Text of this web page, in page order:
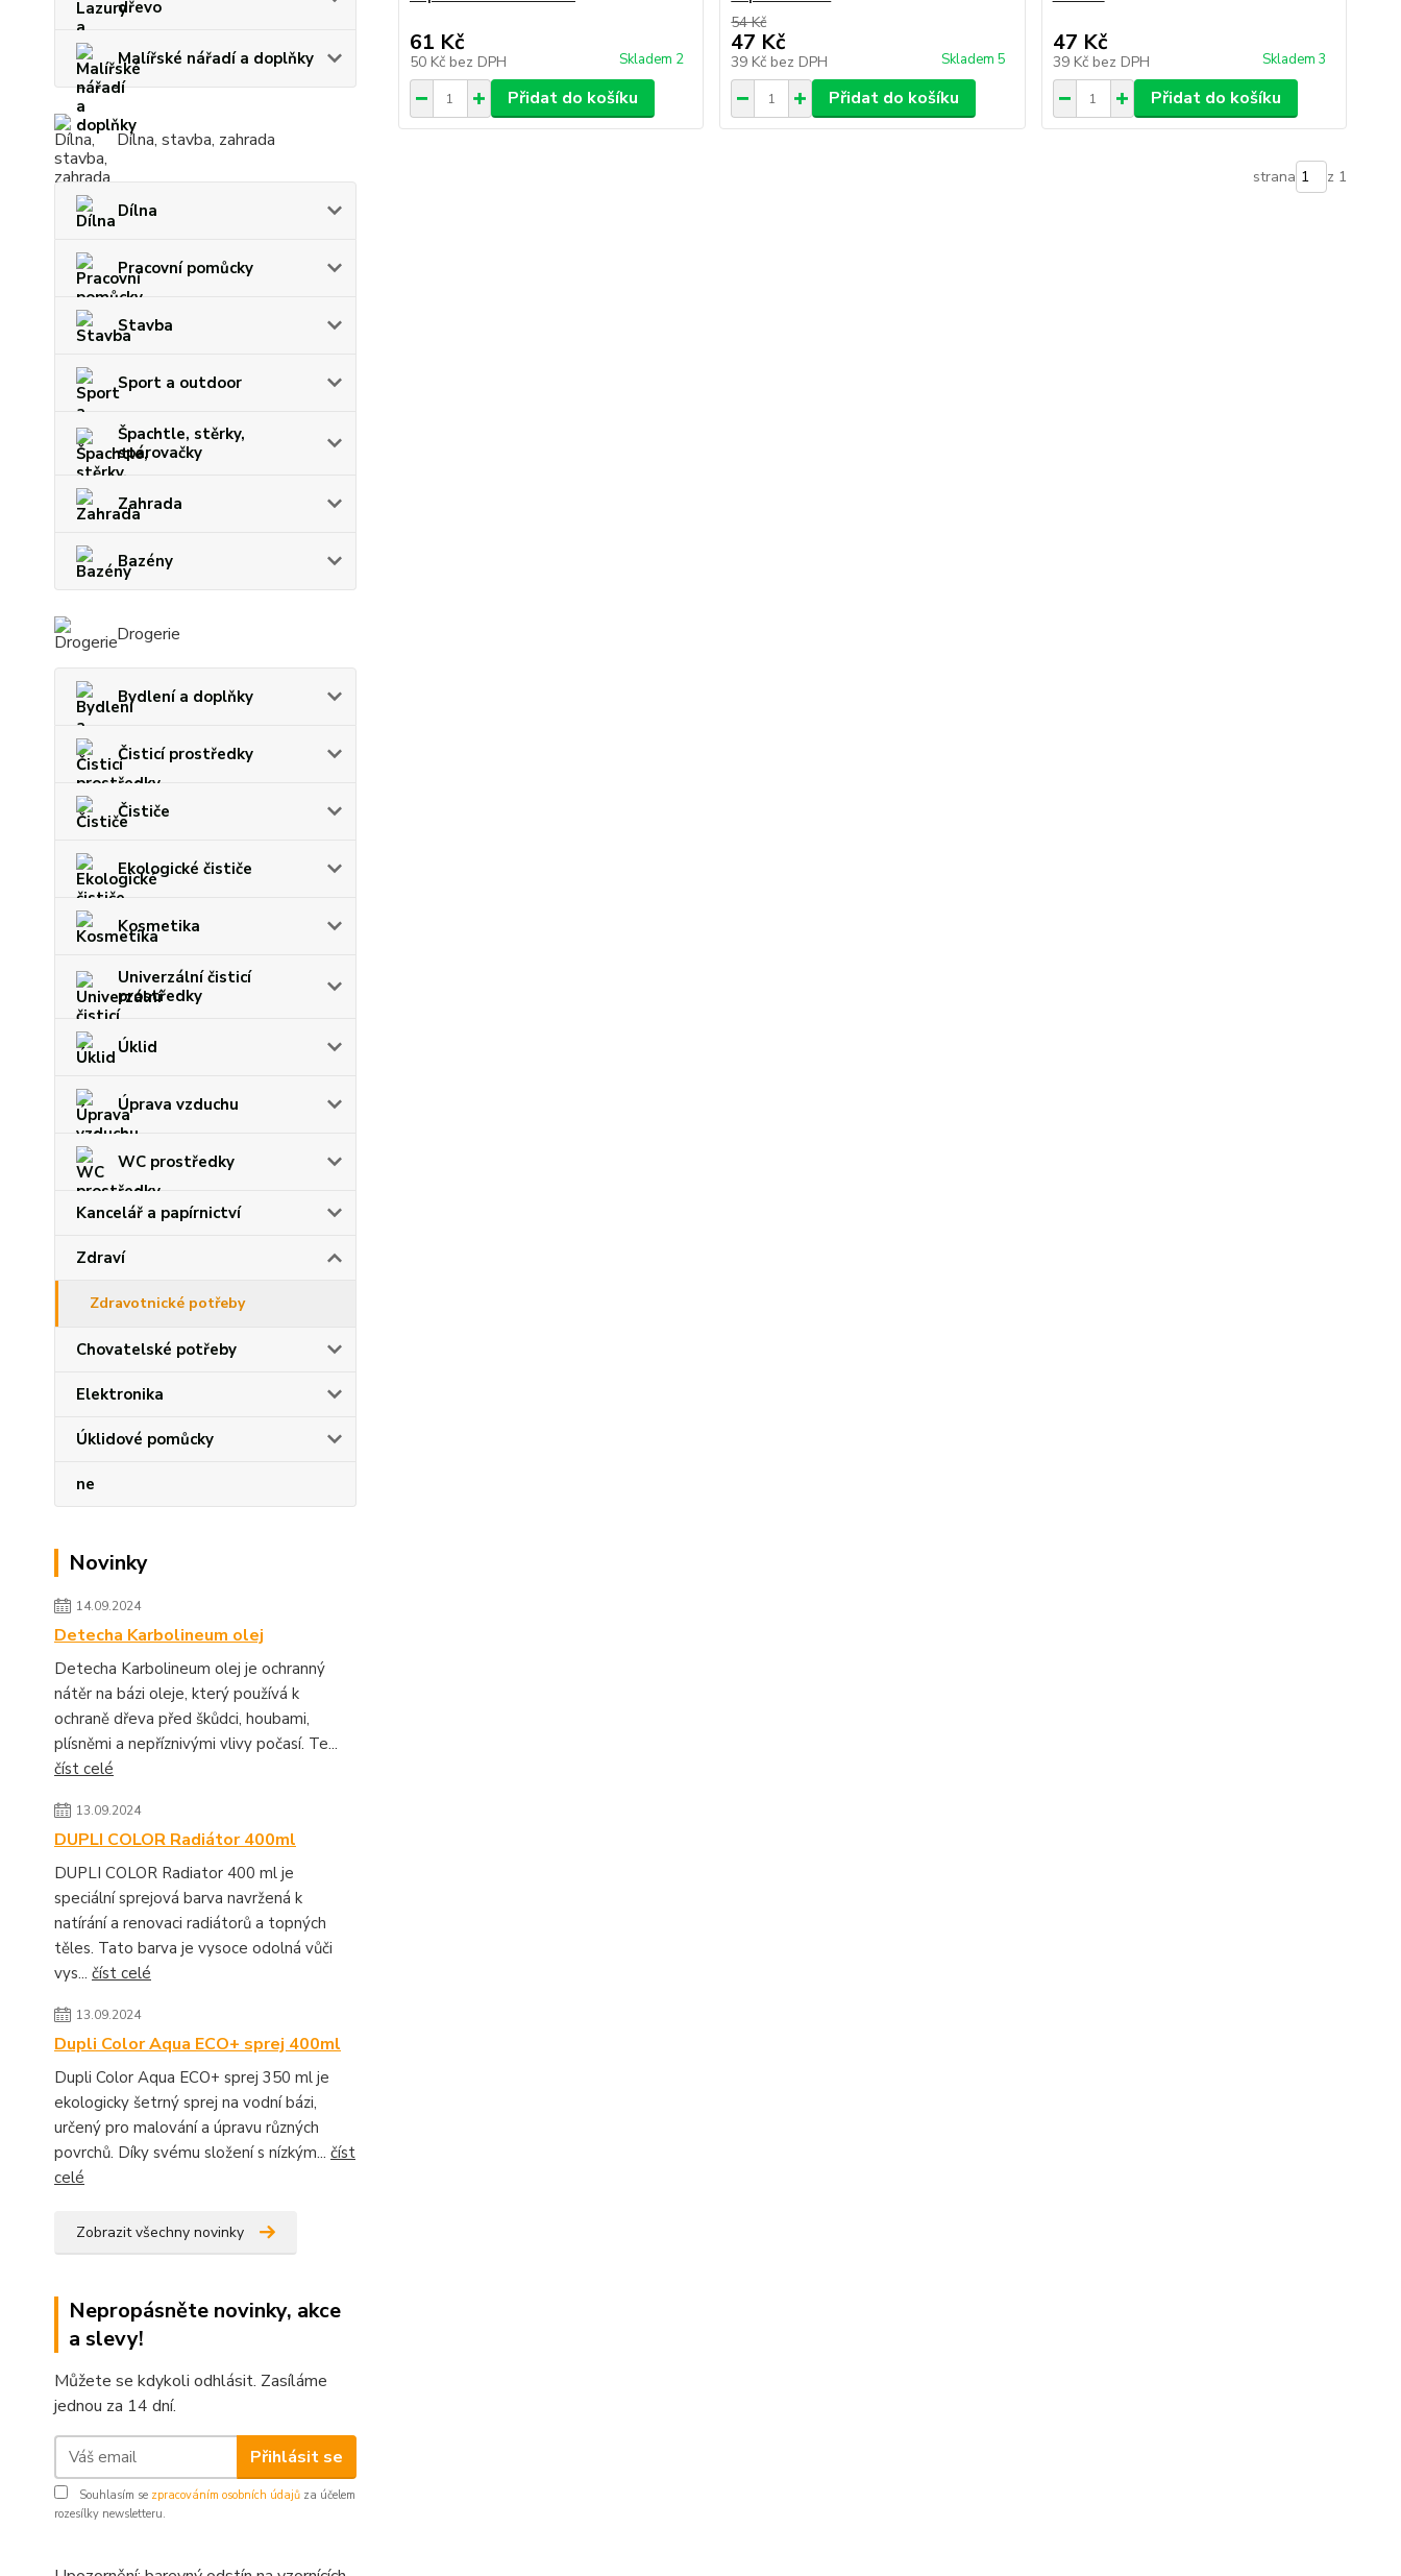
dřevo
Malířské nářadí a doplňky
Dílna, stavba, zahrada
Dílna
Pracovní pomůcky
Stavba
Sport a outdoor
Špachtle, stěrky,
spárovačky
Zahrada
Bazény
Drogerie
Bydlení a doplňky
Čisticí prostředky
Čističe
Ekologické čističe
Kosmetika
Univerzální čisticí
prostředky
Úklid
Úprava vzduchu
WC prostředky
Kancelář a papírnictví
Zdraví
Zdravotnické potřeby
Chovatelské potřeby
Elektronika
Úklidové pomůcky
ne
Novinky
14.09.2024
Detecha Karbolineum olej
Detecha Karbolineum olej je ochranný
nátěr na bázi oleje, který používá k
ochraně dřeva před škůdci, houbami,
plísněmi a nepříznivými vlivy počasí. Te...
číst celé
13.09.2024
DUPLI COLOR Radiátor 400ml
DUPLI COLOR Radiator 400 ml je
speciální sprejová barva navržená k
natírání a renovaci radiátorů a topných
těles. Tato barva je vysoce odolná vůči
vys... číst celé
13.09.2024
Dupli Color Aqua ECO+ sprej 400ml
Dupli Color Aqua ECO+ sprej 350 ml je
ekologicky šetrný sprej na vodní bázi,
určený pro malování a úpravu různých
povrchů. Díky svému složení s nízkým... číst
celé
Zobrazit všechny novinky
Nepropásněte novinky, akce
a slevy!
Můžete se kdykoli odhlásit. Zasíláme
jednou za 14 dní.
Přihlásit se
Souhlasím se zpracováním osobních údajů za účelem
rozesílky newsletteru.
61 Kč
50 Kč bez DPH Skladem 2
Přidat do košíku
54 Kč
47 Kč
39 Kč bez DPH Skladem 5
Přidat do košíku
47 Kč
39 Kč bez DPH Skladem 3
Přidat do košíku
strana z 1